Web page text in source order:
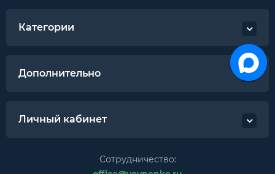
Категории
Дополнительно
Личный кабинет
Сотрудничество: